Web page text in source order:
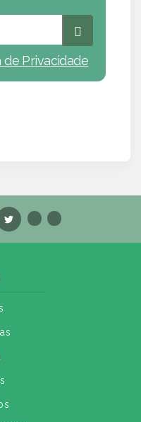
de Privacidade